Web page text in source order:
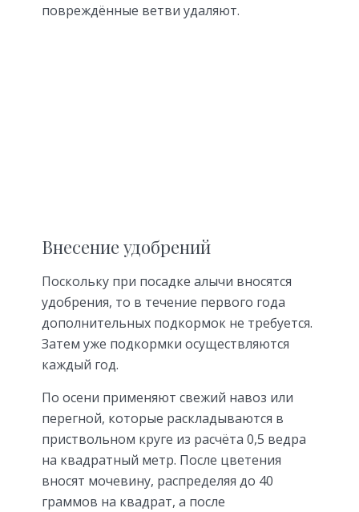
повреждённые ветви удаляют.
Внесение удобрений
Поскольку при посадке алычи вносятся
удобрения, то в течение первого года
дополнительных подкормок не требуется.
Затем уже подкормки осуществляются
каждый год.
По осени применяют свежий навоз или
перегной, которые раскладываются в
приствольном круге из расчёта 0,5 ведра
на квадратный метр. После цветения
вносят мочевину, распределяя до 40
граммов на квадрат, а после